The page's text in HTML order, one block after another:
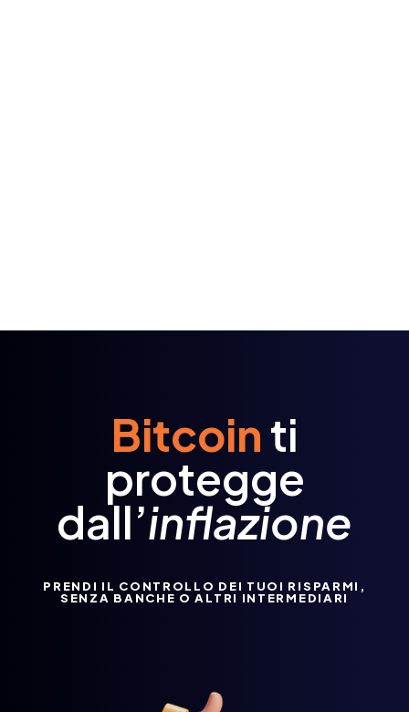
Bitcointi
protegge
dall’inflazione
PRENDI IL CONTROLLO DEI TUOI RISPARMI,
SENZA BANCHE O ALTRI INTERMEDIARI